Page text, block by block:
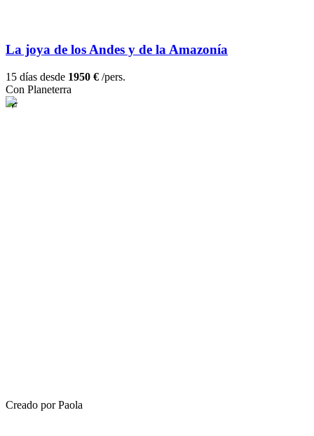
La joya de los Andes y de la Amazonía
15 días desde 1950 € /pers.
Con Planeterra
Creado por Paola